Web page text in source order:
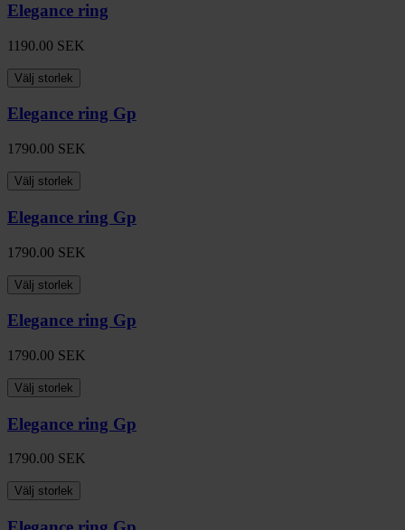
Elegance ring
1190.00 SEK
Välj storlek
Elegance ring Gp
1790.00 SEK
Välj storlek
Elegance ring Gp
1790.00 SEK
Välj storlek
Elegance ring Gp
1790.00 SEK
Välj storlek
Elegance ring Gp
1790.00 SEK
Välj storlek